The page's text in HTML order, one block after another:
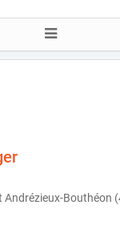
Andrézieux-Bouthéon